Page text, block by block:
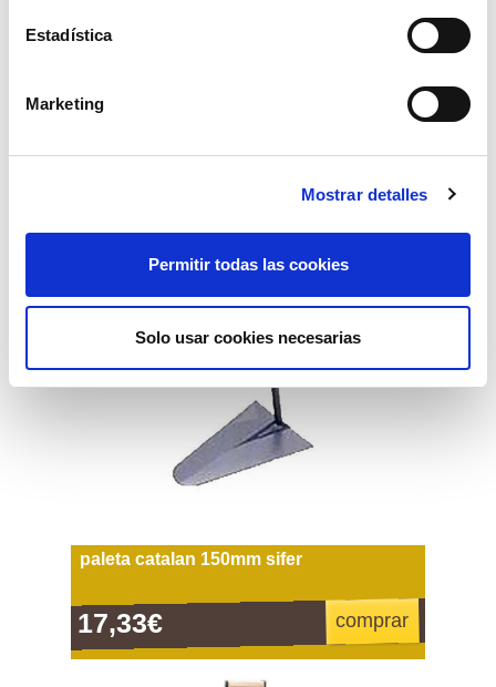
Estadística
Marketing
Mostrar detalles
Permitir todas las cookies
Solo usar cookies necesarias
paleta catalan 150mm sifer
17,33€ comprar